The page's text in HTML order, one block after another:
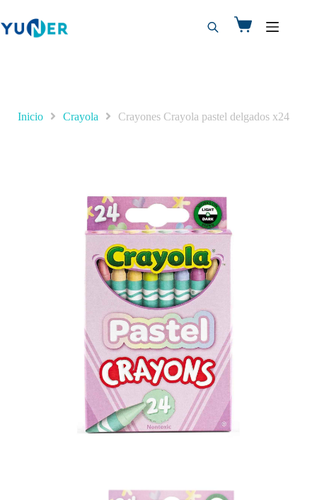
Inicio Crayola Crayones Crayola pastel delgados x24